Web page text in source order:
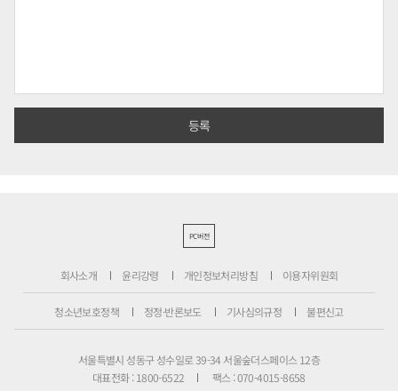
PC버전
회사소개 윤리강령 개인정보처리방침 이용자위원회
청소년보호정책 정정·반론보도 기사심의규정 불편신고
서울특별시 성동구 성수일로 39-34 서울숲더스페이스 12층
대표전화 : 1800-6522
팩스 : 070-4015-8658